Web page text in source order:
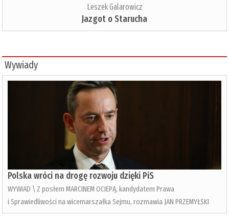
Leszek Galarowicz
Jazgot o Starucha
Wywiady
Polska wróci na drogę rozwoju dzięki PiS
WYWIAD \ Z posłem MARCINEM OCIEPĄ, kandydatem Prawa
i Sprawiedliwości na wicemarszałka Sejmu, rozmawia JAN PRZEMYŁSKI